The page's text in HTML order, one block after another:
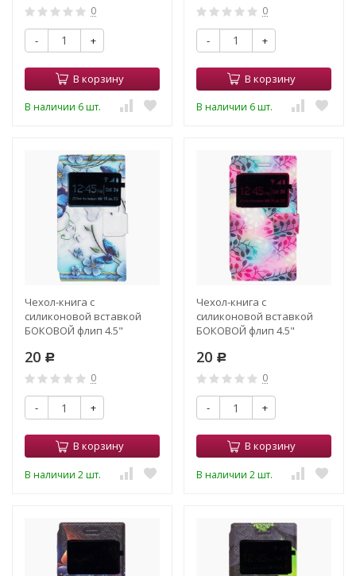
0
- +
В корзину
В наличии 6 шт.
0
- +
В корзину
В наличии 6 шт.
Чехол-книга с
силиконовой вставкой
БОКОВОЙ флип 4.5"
20 Р
0
- +
В корзину
В наличии 2 шт.
Чехол-книга с
силиконовой вставкой
БОКОВОЙ флип 4.5"
20 Р
0
- +
В корзину
В наличии 2 шт.